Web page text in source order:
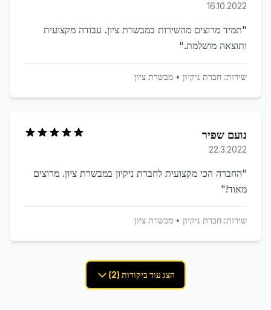
16.10.2022
"תמיד מרוצים מהשירות במבשרת ציון. עבודה מקצועית
ותוצאה מושלמת."
שירות: חברת ניקיון • מבשרת ציון
נועם שפיר
22.3.2022
"החברה הכי מקצועית לחברת ניקיון במבשרת ציון. מרוצים
מאוד!"
שירות: חברת ניקיון • מבשרת ציון
הצג עוד ביקורות (2)